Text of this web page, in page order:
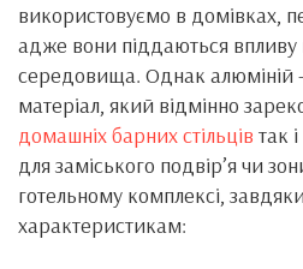
використовуємо в домівках,
адже вони піддаються
середовища. Однак алюміній
матеріал, який відмінно
домашніх барних стільців так
для заміського подвір’я чи
готельному комплексі,
характеристикам: